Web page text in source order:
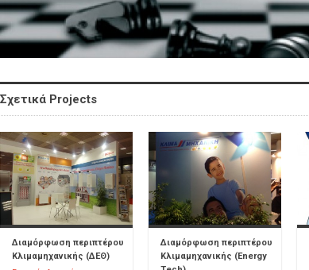
Σχετικά Projects
Διαμόρφωση περιπτέρου
Κλιμαμηχανικής (ΔΕΘ)
Διαμόρφωση περιπτέρου
Κλιμαμηχανικής (Energy